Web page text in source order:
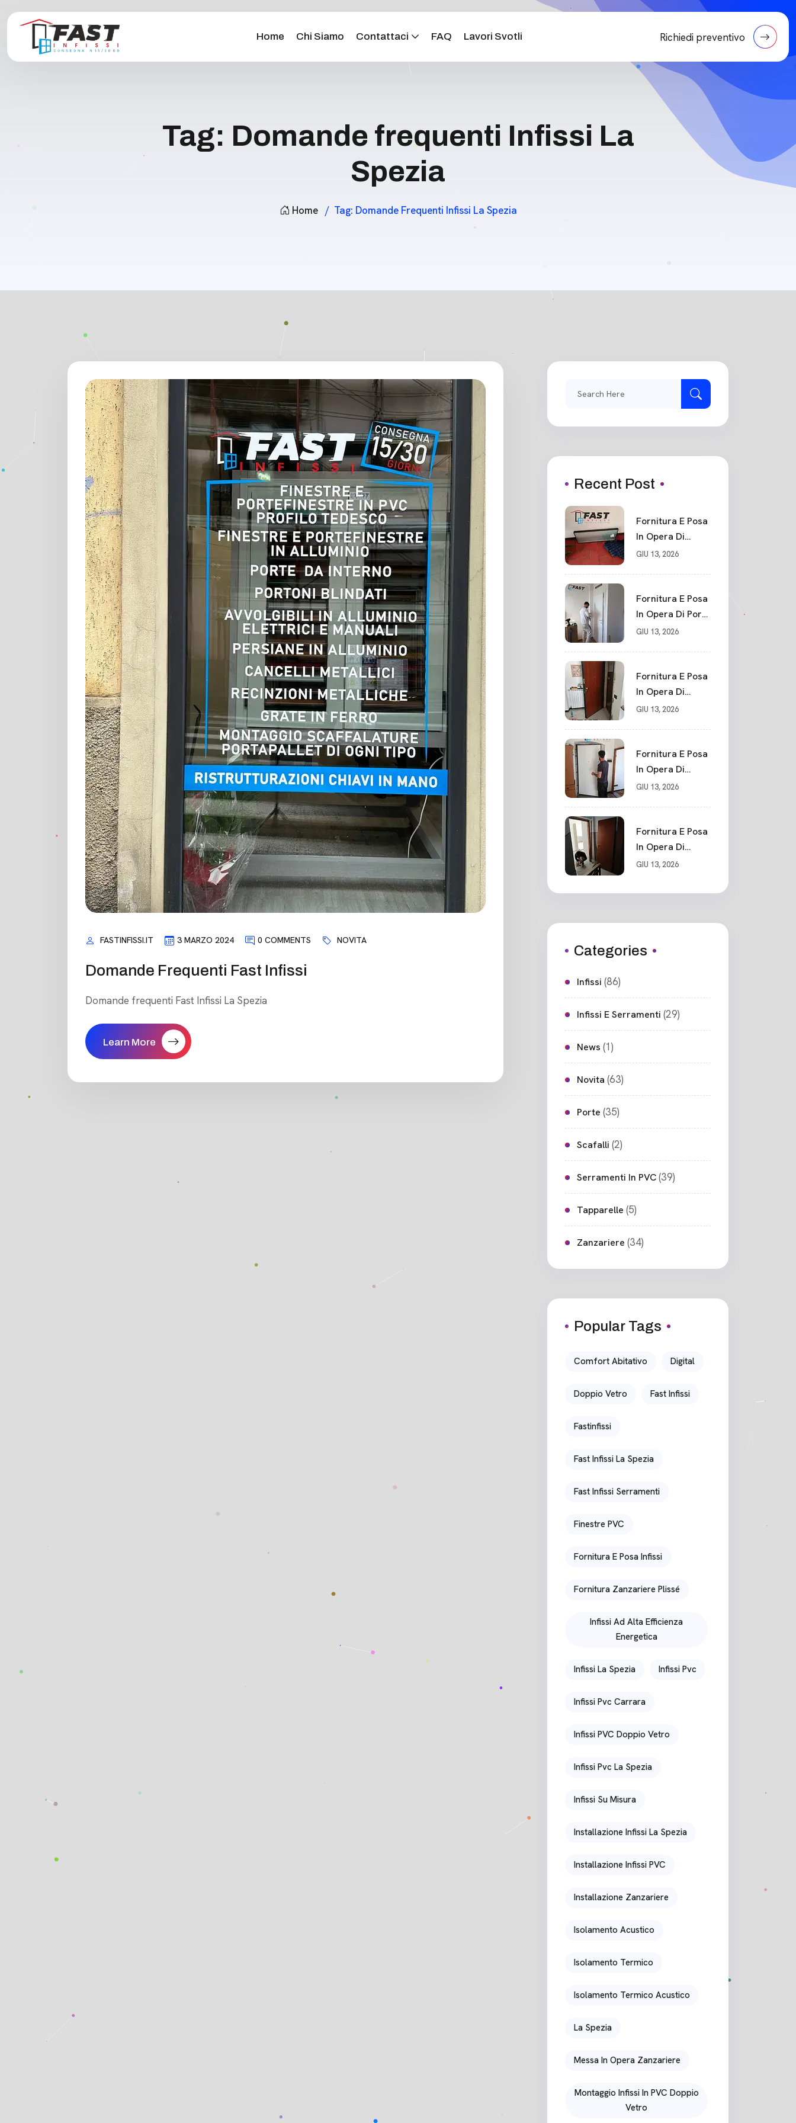
Home Chi Siamo Contattaci FAQ Lavori Svotli Richiedi preventivo
Tag: Domande frequenti Infissi La
Spezia
Home Tag: Domande Frequenti Infissi La Spezia
FASTINFISSI.IT 3 MARZO 2024 0 COMMENTS NOVITA
Domande Frequenti Fast Infissi
Domande frequenti Fast Infissi La Spezia
Learn More
Recent Post
Fornitura E Posa
In Opera Di
Portone Blindato
Blindato
Spessore 44 Mm
Serratura
GIU 13, 2026
Fornitura E Posa
In Opera Di Porte
Interne Sarzana
GIU 13, 2026
Fornitura E Posa
In Opera Di
Nuovo Portone
GIU 13, 2026
Fornitura E Posa
In Opera Di
Nuovo Portone
Cadimare
GIU 13, 2026
Fornitura E Posa
In Opera Di
Nuovo Portone
Ceparana
GIU 13, 2026
Categories
Infissi (86)
Infissi E Serramenti (29)
News (1)
Novita (63)
Porte (35)
Scafalli (2)
Serramenti In PVC(39)
Tapparelle (5)
Zanzariere (34)
Popular Tags
Comfort Abitativo Digital
Doppio Vetro Fast Infissi
Fastinfissi
Fast Infissi La Spezia
Fast Infissi Serramenti
Finestre PVC
Fornitura E Posa Infissi
Fornitura Zanzariere Plissé
Infissi Ad Alta Efficienza
Energetica
Infissi La Spezia Infissi Pvc
Infissi Pvc Carrara
Infissi PVC Doppio Vetro
Infissi Pvc La Spezia
Infissi Su Misura
Installazione Infissi La Spezia
Installazione Infissi PVC
Installazione Zanzariere
Isolamento Acustico
Isolamento Termico
Isolamento Termico Acustico
La Spezia
Messa In Opera Zanzariere
Montaggio Infissi In PVC Doppio
Vetro